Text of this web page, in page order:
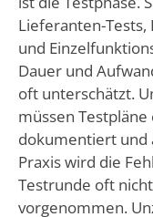
Lieferanten-Tests,
und
Dauer und
oft unterschätzt.
müssen
dokumentiert und
Praxis wird die
Testrunde oft
vorgenommen.